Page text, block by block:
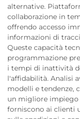
alternative.
collaborazione in
offrendo accesso
informazioni di
Queste capacità
programmazione
i tempi di inattività
l'affidabilità. Analisi
modelli e tendenze,
un migliore impiego
forniscono ai clienti